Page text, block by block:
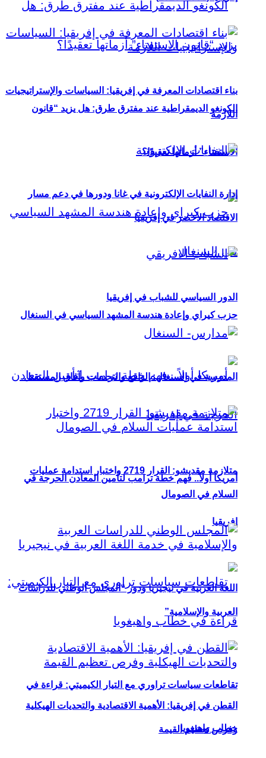
الكونغو الديمقراطية عند مفترق طرق: هل يزيد “قانون
الاستفتاء” أزماتها تعقيدًا؟
حزب كيراي وإعادة هندسة المشهد السياسي في السنغال
أمريكا أولاً.. فهم خطة ترامب لتأمين المعادن الحرجة في
إفريقيا
تقاطعات سياسات تراوري مع التيار الكيميتي: قراءة في
خطاب واهيغويا
بناء اقتصادات المعرفة في إفريقيا: السياسات والإستراتيجيات
اللازمة
إدارة النفايات الإلكترونية في غانا ودورها في دعم مسار
الاقتصاد الأخضر في إفريقيا
الدور السياسي للشباب في إفريقيا
المدرسة في السنغال: الواقع والتحديات وآفاق المستقبل
متلازمة مقديشو: القرار 2719 واختبار استدامة عمليات
السلام في الصومال
اللغة العربية في نيجيريا ودور “المجلس الوطني للدراسات
العربية والإسلامية”
القطن في إفريقيا: الأهمية الاقتصادية والتحديات الهيكلية
وفرص تعظيم القيمة